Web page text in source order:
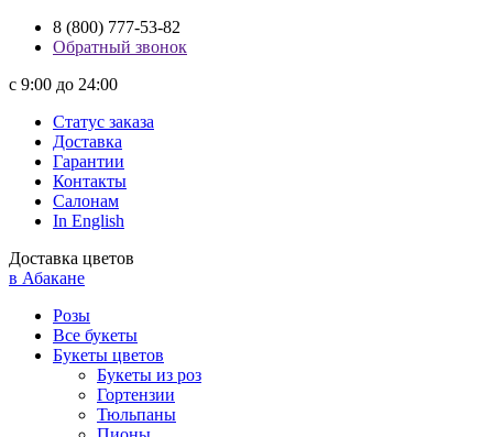
8 (800) 777-53-82
Обратный звонок
с 9:00 до 24:00
Статус заказа
Доставка
Гарантии
Контакты
Салонам
In English
Доставка цветов
в Абакане
Розы
Все букеты
Букеты цветов
Букеты из роз
Гортензии
Тюльпаны